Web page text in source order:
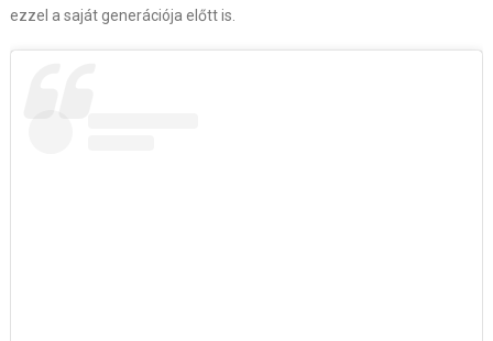
ezzel a saját generációja előtt is.